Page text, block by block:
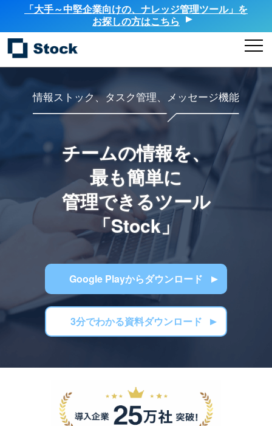
「大手～中堅企業向けの、ナレッジ管理ツール」を
お探しの方はこちら
情報ストック、タスク管理、メッセージ機能
チームの情報を、
最も簡単に
管理できるツール
「Stock」
Google Playからダウンロード
3分でわかる資料ダウンロード